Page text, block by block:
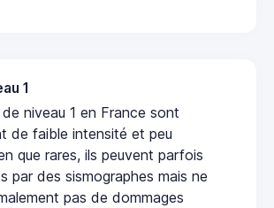
1
niveau 1 en France sont
de faible intensité et peu
que rares, ils peuvent parfois
par des sismographes mais ne
pas de dommages